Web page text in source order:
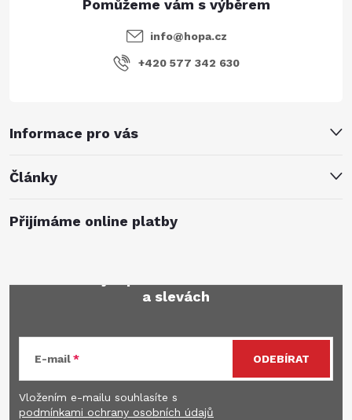
Informace pro vás
Články
info@hopa.cz
+420 577 342 630
Přijímáme online platby
a slevách
E-mail
Vložením e-mailu souhlasíte s
podmínkami ochrany osobních údajů
ODEBÍRAT